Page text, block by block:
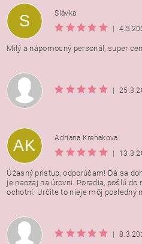
Vložením hodnotenie súhlasíte s
osobných údajov
S
Slávka
Milý a nápomocný personál, super
AK
Adriana Krehakova
Úžasný prístup, odporúčam! Dá sa
je naozaj na úrovni. Poradia, pošlú do
ochotní. Určite to nieje môj posledný